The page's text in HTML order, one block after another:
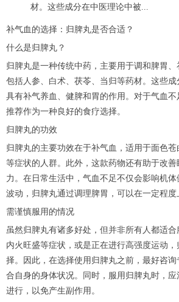
材。这些成分在中医理论中被...
补气血的选择：归脾丸是否合适？
什么是归脾丸？
归脾丸是一种传统中药，主要用于调和脾胃
包括人参、白术、茯苓、当归等药材。这些
具有补气养血、健脾和胃的作用。对于气血
推荐作为一种良好的食疗选择。
归脾丸的功效
归脾丸的主要功效在于补气血，适用于面色
等症状的人群。此外，这款药物还有助于改
力。在日常生活中，气血不足不仅会影响机
波动，归脾丸通过调理脾胃，可以在一定程度
需谨慎服用的情况
虽然归脾丸有诸多好处，但并非所有人都适合
内火旺盛等症状，或是正在进行高强度运动
择。因此，在选择使用归脾丸之前，最好咨
合自身的身体状况。同时，服用归脾丸时，
进行，以免产生副作用。